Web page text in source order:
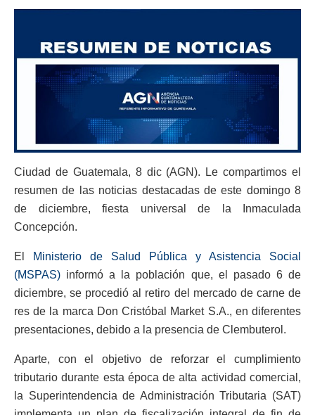
Ciudad de Guatemala, 8 dic (AGN). Le compartimos el
resumen de las noticias destacadas de este domingo 8
de diciembre, fiesta universal de la Inmaculada
Concepción.
El
Ministerio de Salud Pública y Asistencia Social
(MSPAS) informó a la población que, el pasado 6 de
diciembre, se procedió al retiro del mercado de carne de
res de la marca Don Cristóbal Market S.A., en diferentes
presentaciones, debido a la presencia de Clembuterol.
Aparte, con el objetivo de reforzar el cumplimiento
tributario durante esta época de alta actividad comercial,
la Superintendencia de Administración Tributaria (SAT)